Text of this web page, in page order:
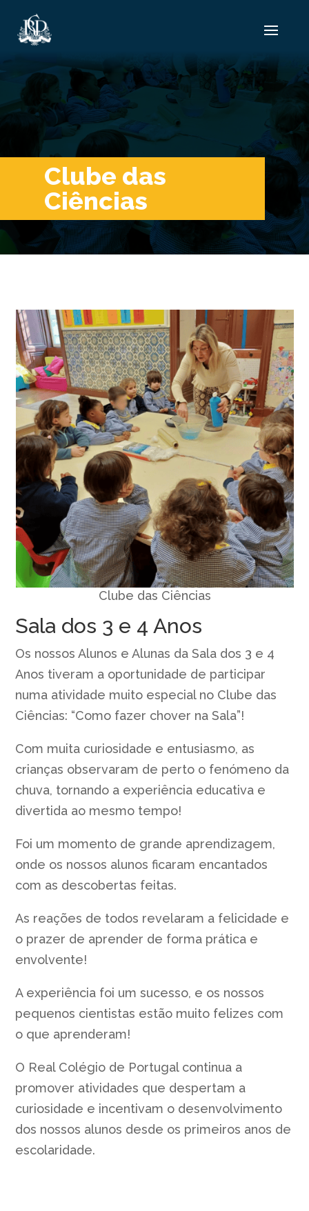
Clube das
Ciências
Clube das Ciências
Sala dos 3 e 4 Anos
Os nossos Alunos e Alunas da Sala dos 3 e 4
Anos tiveram a oportunidade de participar
numa atividade muito especial no Clube das
Ciências: “Como fazer chover na Sala”!
Com muita curiosidade e entusiasmo, as
crianças observaram de perto o fenómeno da
chuva, tornando a experiência educativa e
divertida ao mesmo tempo!
Foi um momento de grande aprendizagem,
onde os nossos alunos ficaram encantados
com as descobertas feitas.
As reações de todos revelaram a felicidade e
o prazer de aprender de forma prática e
envolvente!
A experiência foi um sucesso, e os nossos
pequenos cientistas estão muito felizes com
o que aprenderam!
O Real Colégio de Portugal continua a
promover atividades que despertam a
curiosidade e incentivam o desenvolvimento
dos nossos alunos desde os primeiros anos de
escolaridade.